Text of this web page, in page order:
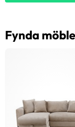
Fynda